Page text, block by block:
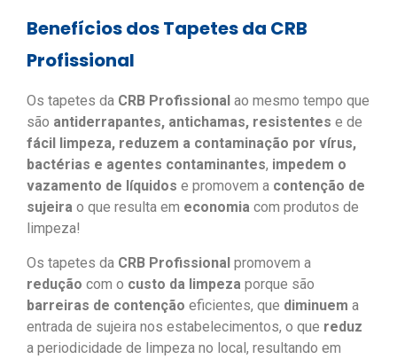
Benefícios dos Tapetes da CRB
Profissional
Os tapetes da CRB Profissional ao mesmo tempo que
são antiderrapantes, antichamas, resistentes e de
fácil limpeza, reduzem a contaminação por vírus,
bactérias e agentes contaminantes, impedem o
vazamento de líquidos e promovem a contenção de
sujeira o que resulta em economia com produtos de
limpeza!
Os tapetes da CRB Profissional promovem a
redução com o custo da limpeza porque são
barreiras de contenção eficientes, que diminuem a
entrada de sujeira nos estabelecimentos, o que reduz
a periodicidade de limpeza no local, resultando em